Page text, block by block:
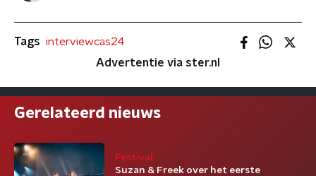
Tags interviewcas24
Advertentie via ster.nl
Gerelateerd nieuws
Festival
Suzan & Freek over het eerste